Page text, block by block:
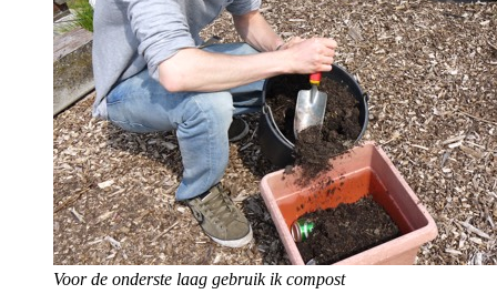
Voor de onderste laag gebruik ik compost